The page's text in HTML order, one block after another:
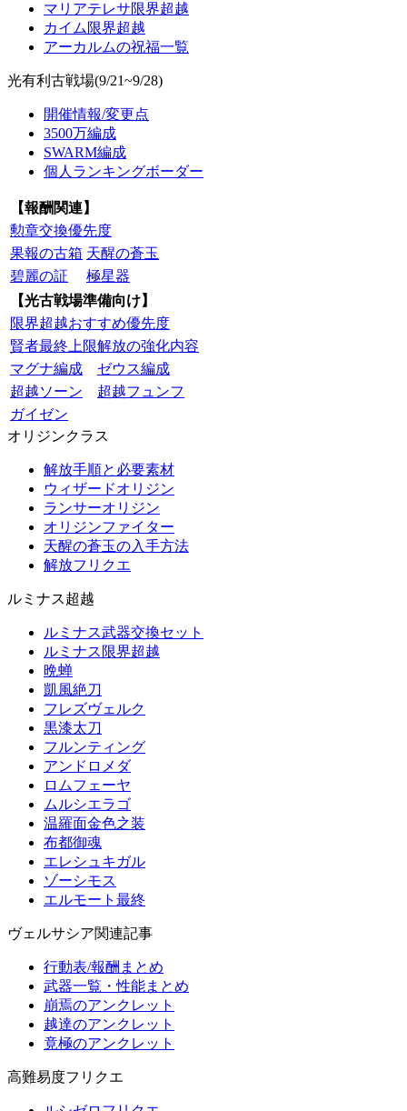
マリアテレサ限界超越
カイム限界超越
アーカルムの祝福一覧
光有利古戦場(9/21~9/28)
開催情報/変更点
3500万編成
SWARM編成
個人ランキングボーダー
【報酬関連】
勲章交換優先度
果報の古箱 天醒の蒼玉
碧麗の証
極星器
【光古戦場準備向け】
限界超越おすすめ優先度
賢者最終上限解放の強化内容
マグナ編成
ゼウス編成
超越ソーン
超越フュンフ
ガイゼン
オリジンクラス
解放手順と必要素材
ウィザードオリジン
ランサーオリジン
オリジンファイター
天醒の蒼玉の入手方法
解放フリクエ
ルミナス超越
ルミナス武器交換セット
ルミナス限界超越
晩蝉
凱風絶刀
フレズヴェルク
黒漆太刀
フルンティング
アンドロメダ
ロムフェーヤ
ムルシエラゴ
温羅面金色之装
布都御魂
エレシュキガル
ゾーシモス
エルモート最終
ヴェルサシア関連記事
行動表/報酬まとめ
武器一覧・性能まとめ
崩焉のアンクレット
越達のアンクレット
竟極のアンクレット
高難易度フリクエ